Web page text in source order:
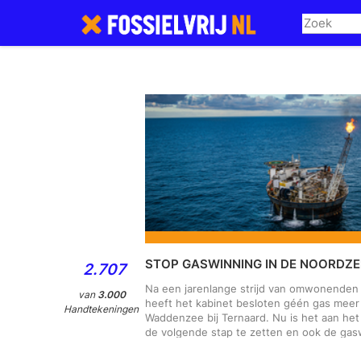
main
2.707
van 3.000
Handtekeningen
STOP GASWINNING IN DE
Na een jarenlange strijd van
heeft het kabinet besloten géén gas
Waddenzee bij Ternaard. Nu is het aan
de volgende stap te zetten en ook de